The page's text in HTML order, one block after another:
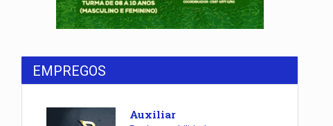
EMPREGOS
Auxiliar